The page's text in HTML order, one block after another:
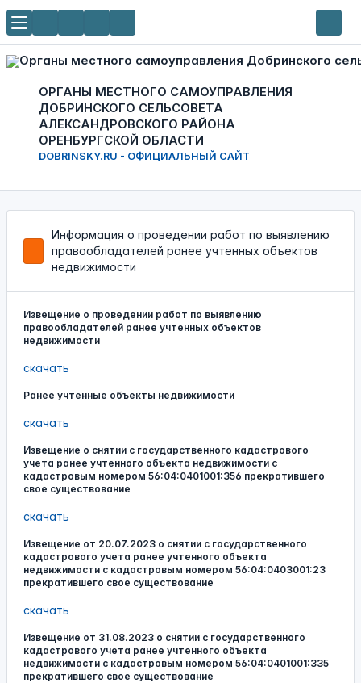
ОРГАНЫ МЕСТНОГО САМОУПРАВЛЕНИЯ
ДОБРИНСКОГО СЕЛЬСОВЕТА
АЛЕКСАНДРОВСКОГО РАЙОНА
ОРЕНБУРГСКОЙ ОБЛАСТИ
DOBRINSKY.RU - ОФИЦИАЛЬНЫЙ САЙТ
Информация о проведении работ по выявлению
правообладателей ранее учтенных объектов
недвижимости
Извещение о проведении работ по выявлению
правообладателей ранее учтенных объектов
недвижимости
скачать
Ранее учтенные объекты недвижимости
скачать
Извещение о снятии с государственного кадастрового
учета ранее учтенного объекта недвижимости с
кадастровым номером 56:04:0401001:356 прекратившего
свое существование
скачать
Извещение от 20.07.2023 о снятии с государственного
кадастрового учета ранее учтенного объекта
недвижимости с кадастровым номером 56:04:0403001:23
прекратившего свое существование
скачать
Извещение от 31.08.2023 о снятии с государственного
кадастрового учета ранее учтенного объекта
недвижимости с кадастровым номером 56:04:0401001:335
прекратившего свое существование